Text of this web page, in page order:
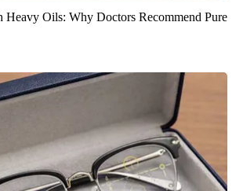
Heavy Oils: Why Doctors Recommend Pure